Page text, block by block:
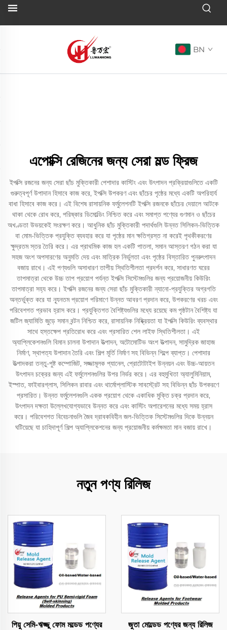
BN
এপোক্সি রেজিনের জন্য সেরা মল্ড ফ্রিজ
ইপক্সি রজনের জন্য সেরা ছাঁচ মুক্তিকারী পেশাদার কাস্টিং এবং উৎপাদন প্রক্রিয়াগুলিতে একটি
গুরুত্বপূর্ণ উপাদান হিসাবে কাজ করে, ইপক্সি উপকরণ এবং ছাঁচের পৃষ্ঠের মধ্যে একটি অপরিহার্য
বাধা হিসাবে কাজ করে। এই বিশেষ রাসায়নিক ফর্মুলেশনটি ইপক্সি রজনকে ছাঁচের দেয়ালে আটকে
থাকা থেকে রোধ করে, পরিষ্কার ডিমোল্ডিং নিশ্চিত করে এবং সমাপ্ত পণ্যের গুণমান ও ছাঁচের
অখণ্ডতা উভয়কেই সংরক্ষণ করে। আধুনিক ছাঁচ মুক্তিকারী পদার্থগুলি উন্নত সিলিকন-ভিত্তিক
বা মোম-ভিত্তিক প্রযুক্তি ব্যবহার করে যা পৃষ্ঠের মান ক্ষতিগ্রস্ত না করেই পৃথকীকরণের
ক্ষুদ্রতম স্তর তৈরি করে। এর প্রাথমিক কাজ হল একটি পাতলা, সমান আস্তরণ গঠন করা যা
সহজ অংশ অপসারণের অনুমতি দেয় এবং মাত্রিক নির্ভুলতা এবং পৃষ্ঠের বিস্তারিত পুনরুৎপাদন
বজায় রাখে। এই পণ্যগুলি অসাধারণ তাপীয় স্থিতিশীলতা প্রদর্শন করে, সাধারণত ঘরের
তাপমাত্রা থেকে উচ্চ তাপ প্রয়োগ পর্যন্ত ইপক্সি সিস্টেমগুলির জন্য প্রয়োজনীয় কিউরিং
তাপমাত্রা সহ্য করে। ইপক্সি রজনের জন্য সেরা ছাঁচ মুক্তিকারী ন্যানো-প্রযুক্তির অগ্রগতি
অন্তর্ভুক্ত করে যা ন্যূনতম প্রয়োগ পরিমাণে উন্নত আবরণ প্রদান করে, উপকরণের খরচ এবং
পরিবেশগত প্রভাব হ্রাস করে। প্রযুক্তিগত বৈশিষ্ট্যগুলির মধ্যে রয়েছে কম পৃষ্ঠটান বৈশিষ্ট্য যা
জটিল জ্যামিতি জুড়ে সমান বন্টন নিশ্চিত করে, রাসায়নিক নিষ্ক্রিয়তা যা ইপক্সি কিউরিং ব্যবস্থার
সাথে হস্তক্ষেপ প্রতিরোধ করে এবং প্রসারিত শেল লাইফ স্থিতিশীলতা। এই
অ্যাপ্লিকেশনগুলি বিমান চালনা উপাদান উত্পাদন, অটোমোটিভ অংশ উত্পাদন, সামুদ্রিক জাহাজ
নির্মাণ, স্থাপত্য উপাদান তৈরি এবং শিল্প মূর্তি নির্মাণ সহ বিভিন্ন শিল্পে ব্যাপ্ত। পেশাদার
উত্পাদকরা তন্তু-পুষ্ট কম্পোজিট, সজ্জামূলক প্যানেল, প্রোটোটাইপ উন্নয়ন এবং উচ্চ-আয়তন
উৎপাদন চক্রের জন্য এই ফর্মুলেশনগুলির উপর নির্ভর করে। এর বহুমুখিতা অ্যালুমিনিয়াম,
ইস্পাত, ফাইবারগ্লাস, সিলিকন রাবার এবং থার্মোপ্লাস্টিক সাবস্ট্রেট সহ বিভিন্ন ছাঁচ উপকরণে
প্রসারিত। উন্নত ফর্মুলেশনগুলি একক প্রয়োগ থেকে একাধিক মুক্তি চক্র প্রদান করে,
উৎপাদন দক্ষতা উল্লেখযোগ্যভাবে উন্নত করে এবং কাস্টিং অপারেশনের মধ্যে সময় হ্রাস
করে। পরিবেশগত বিবেচনাগুলি জৈব দ্রাবকবিহীন জল-ভিত্তিক সিস্টেমগুলির দিকে উন্নয়ন
ঘটিয়েছে যা চাহিদাপূর্ণ শিল্প অ্যাপ্লিকেশনের জন্য প্রয়োজনীয় কর্মক্ষমতা মান বজায় রাখে।
নতুন পণ্য রিলিজ
পিয়ু সেমি-ঋজ্জু ফোম মল্ডেড পণ্যের
জুতা মোল্ডেড পণ্যের জন্য রিলিজ